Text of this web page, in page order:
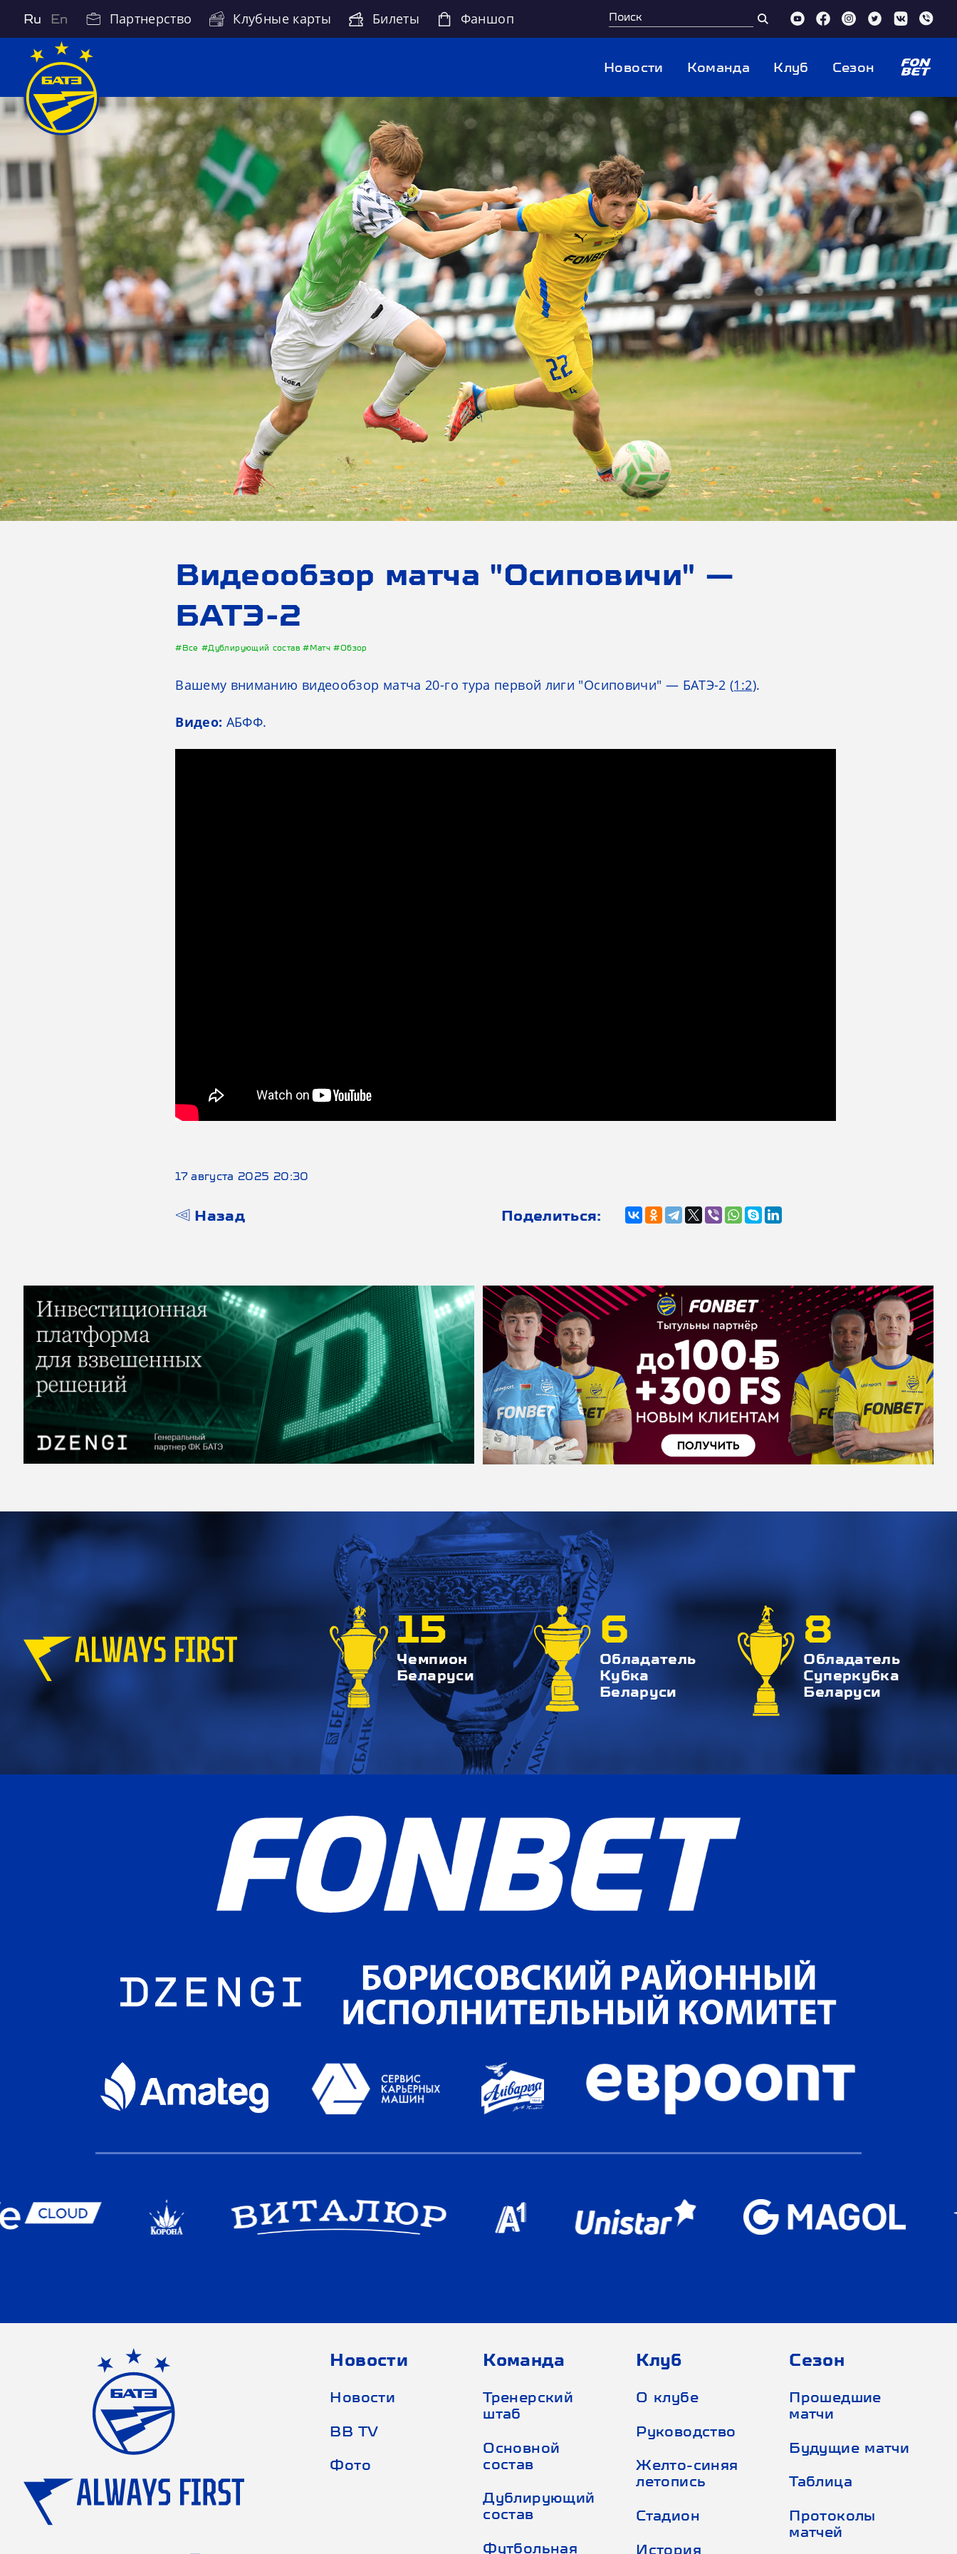
Ru En Партнерство Клубные карты Билеты Фаншоп
Новости Команда Клуб Сезон
Видеообзор матча "Осиповичи" —
БАТЭ-2
#Все #Дублирующий состав#Матч#Обзор
Вашему вниманию видеообзор матча 20-го тура первой лиги "Осиповичи" — БАТЭ-2 (1:2).
Видео: АБФФ.
17 августа 2025 20:30
Назад Поделиться:
15
Чемпион
Беларуси
6
Обладатель
Кубка
Беларуси
8
Обладатель
Суперкубка
Беларуси
Новости
Новости
BB TV
Фото
Команда
Тренерский
штаб
Основной
состав
Дублирующий
состав
Футбольная
Клуб
О клубе
Руководство
Желто-синяя
летопись
Стадион
История
Сезон
Прошедшие
матчи
Будущие матчи
Таблица
Протоколы
матчей